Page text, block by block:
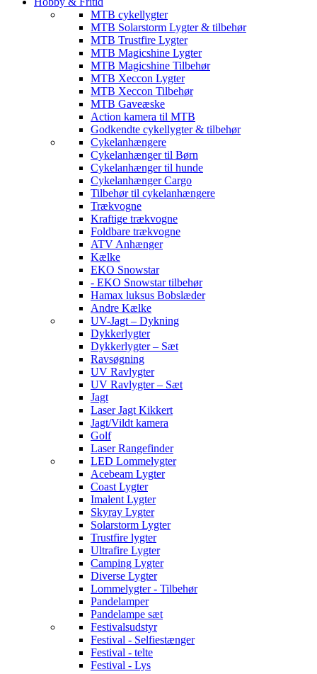
MTB cykellygter
MTB Solarstorm Lygter & tilbehør
MTB Trustfire Lygter
MTB Magicshine Lygter
MTB Magicshine Tilbehør
MTB Xeccon Lygter
MTB Xeccon Tilbehør
MTB Gaveæske
Action kamera til MTB
Godkendte cykellygter & tilbehør
Cykelanhængere
Cykelanhænger til Børn
Cykelanhænger til hunde
Cykelanhænger Cargo
Tilbehør til cykelanhængere
Trækvogne
Kraftige trækvogne
Foldbare trækvogne
ATV Anhænger
Kælke
EKO Snowstar
- EKO Snowstar tilbehør
Hamax luksus Bobslæder
Andre Kælke
UV-Jagt – Dykning
Dykkerlygter
Dykkerlygter – Sæt
Ravsøgning
UV Ravlygter
UV Ravlygter – Sæt
Jagt
Laser Jagt Kikkert
Jagt/Vildt kamera
Golf
Laser Rangefinder
LED Lommelygter
Acebeam Lygter
Coast Lygter
Imalent Lygter
Skyray Lygter
Solarstorm Lygter
Trustfire lygter
Ultrafire Lygter
Camping Lygter
Diverse Lygter
Lommelygter - Tilbehør
Pandelamper
Pandelampe sæt
Festivalsudstyr
Festival - Selfiestænger
Festival - telte
Festival - Lys